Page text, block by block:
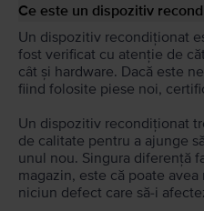
Ce este un dispozitiv
Un dispozitiv recondiționat
fost verificat cu atenție de
cât și hardware. Dacă este
fiind folosite piese noi,
Un dispozitiv recondiționat
de calitate pentru a ajunge
unul nou. Singura diferență
magazin, este că poate
niciun defect care să-i